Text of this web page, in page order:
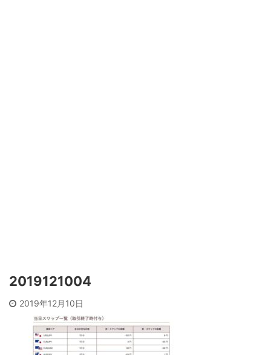
2019121004
2019年12月10日